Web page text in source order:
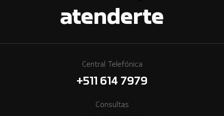
atenderte
Central Telefónica
+511 614 7979
Consultas